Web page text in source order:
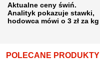
Aktualne ceny świń.
Analityk pokazuje stawki,
hodowca mówi o 3 zł za kg
POLECANE PRODUKTY